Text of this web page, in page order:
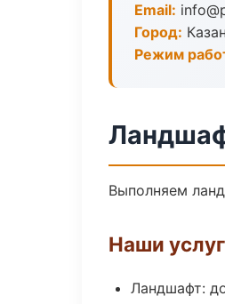
Email:
Город:
Режим
Выполняем
Наши
Ландшафт: